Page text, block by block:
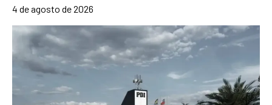
4 de agosto de 2026